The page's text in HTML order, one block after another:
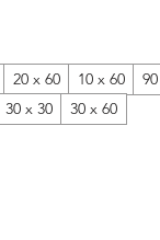
20 x 60 10 x 60
30 x 30 30 x 60